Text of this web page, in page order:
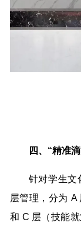
四、“精准
针对学生文
层管理，分为 A
和 C 层（技能